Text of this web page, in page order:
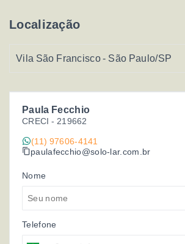
Paula Fecchio
CRECI - 219662
(11) 97606-4141
paulafecchio@solo-lar.com.br
Nome
Telefone
Localização
Vila São Francisco - São Paulo/SP